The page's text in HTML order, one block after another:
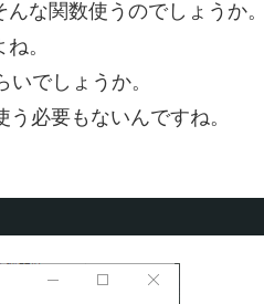
な関数使うのでしょうか。
。
でしょうか。
必要もないんですね。